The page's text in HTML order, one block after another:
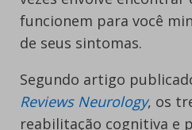
funcionem para você
de seus sintomas.
Segundo artigo
Reviews Neurology, os
reabilitação cognitiva e